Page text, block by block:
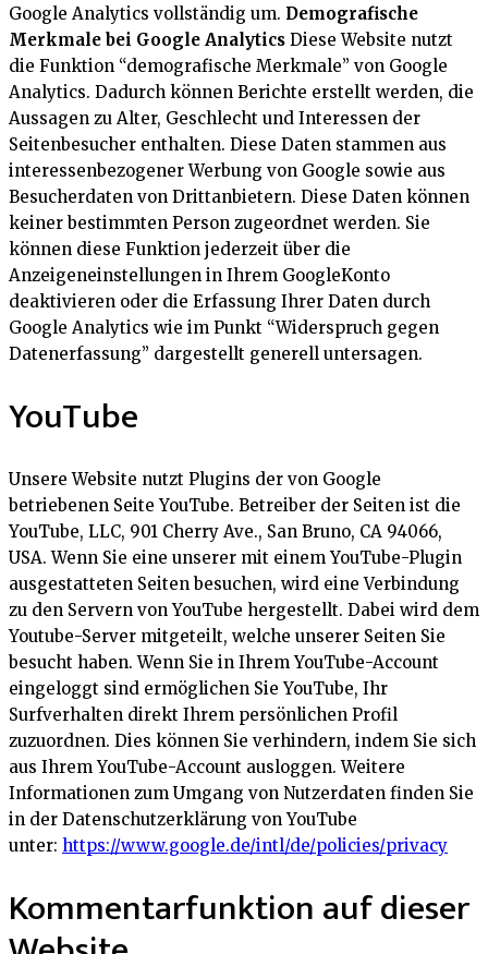
Google Analytics vollständig um. Demografische
Merkmale bei Google Analytics Diese Website nutzt
die Funktion “demografische Merkmale” von Google
Analytics. Dadurch können Berichte erstellt werden, die
Aussagen zu Alter, Geschlecht und Interessen der
Seitenbesucher enthalten. Diese Daten stammen aus
interessenbezogener Werbung von Google sowie aus
Besucherdaten von Drittanbietern. Diese Daten können
keiner bestimmten Person zugeordnet werden. Sie
können diese Funktion jederzeit über die
Anzeigeneinstellungen in Ihrem GoogleKonto
deaktivieren oder die Erfassung Ihrer Daten durch
Google Analytics wie im Punkt “Widerspruch gegen
Datenerfassung” dargestellt generell untersagen.
YouTube
Unsere Website nutzt Plugins der von Google
betriebenen Seite YouTube. Betreiber der Seiten ist die
YouTube, LLC, 901 Cherry Ave., San Bruno, CA 94066,
USA. Wenn Sie eine unserer mit einem YouTube-Plugin
ausgestatteten Seiten besuchen, wird eine Verbindung
zu den Servern von YouTube hergestellt. Dabei wird dem
Youtube-Server mitgeteilt, welche unserer Seiten Sie
besucht haben. Wenn Sie in Ihrem YouTube-Account
eingeloggt sind ermöglichen Sie YouTube, Ihr
Surfverhalten direkt Ihrem persönlichen Profil
zuzuordnen. Dies können Sie verhindern, indem Sie sich
aus Ihrem YouTube-Account ausloggen. Weitere
Informationen zum Umgang von Nutzerdaten finden Sie
in der Datenschutzerklärung von YouTube
unter: https://www.google.de/intl/de/policies/privacy
Kommentarfunktion auf dieser